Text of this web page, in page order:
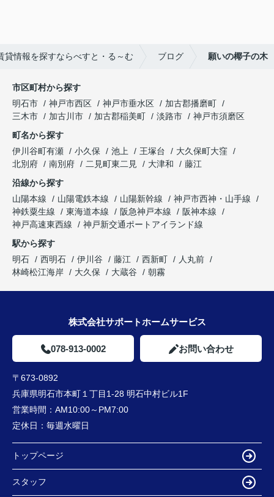
貸情報を探すならべすと・る～む ブログ 願いの椰子の木
市区町村から探す
明石市
神戸市西区 神戸市垂水区
加古郡播磨町
三木市
加古川市 加古郡稲美町 淡路市
神戸市須磨区
町名から探す
伊川谷町有瀬
小久保 池上 王塚台
大久保町大窪
北別府
南別府 二見町東二見 大津和
藤江
沿線から探す
山陽本線
山陽電鉄本線 山陽新幹線
神戸市西神・山手線
神鉄粟生線
東海道本線 阪急神戸本線
阪神本線
神戸高速東西線
神戸新交通ポートアイランド線
駅から探す
明石
西明石 伊川谷 藤江 西新町
人丸前
林崎松江海岸
大久保 大蔵谷 朝霧
株式会社サポートホームサービス
078-913-0002 お問い合わせ
〒673-0892
兵庫県明石市本町１丁目1-28 明石中村ビル1F
営業時間： AM10:00～PM7:00
定休日： 毎週水曜日
トップページ
スタッフ